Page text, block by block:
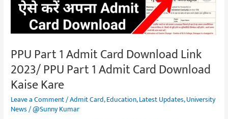
PPU Part 1 Admit Card Download Link
2023/ PPU Part 1 Admit Card Download
Kaise Kare
Leave a Comment/Admit Card,Education,Latest Updates,University
News/@Sunny Kumar
Link
2023/
1
Admit
Card
Download
Kaise